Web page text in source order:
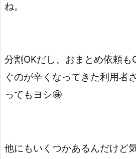
ね。
分割OKだし、おまとめ依頼も
ぐのが辛くなってきた利用者
ってもヨシ🤩
他にもいくつかあるんだけど